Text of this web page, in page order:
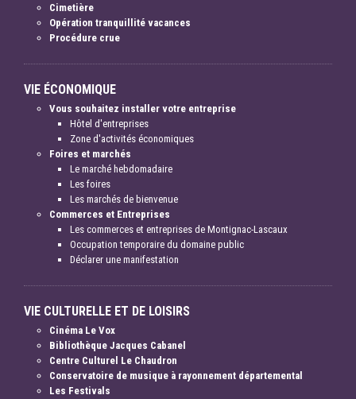
Cimetière
Opération tranquillité vacances
Procédure crue
VIE ÉCONOMIQUE
Vous souhaitez installer votre entreprise
Hôtel d'entreprises
Zone d'activités économiques
Foires et marchés
Le marché hebdomadaire
Les foires
Les marchés de bienvenue
Commerces et Entreprises
Les commerces et entreprises de Montignac-Lascaux
Occupation temporaire du domaine public
Déclarer une manifestation
VIE CULTURELLE ET DE LOISIRS
Cinéma Le Vox
Bibliothèque Jacques Cabanel
Centre Culturel Le Chaudron
Conservatoire de musique à rayonnement départemental
Les Festivals